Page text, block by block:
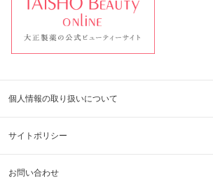
個人情報の取り扱いについて
サイトポリシー
お問い合わせ